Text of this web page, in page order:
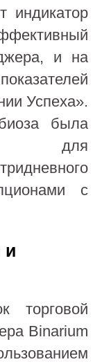
индикатор
и на
Успеха».
была
для
с
и
торговой
Binarium